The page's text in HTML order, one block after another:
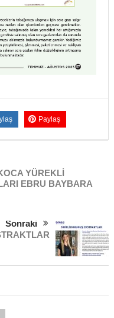
Paylaş
YÜREKLİ
EBRU BAYBARA
Sonraki